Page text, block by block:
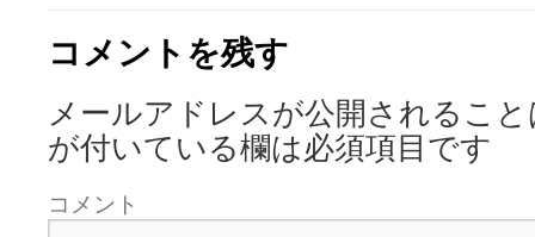
コメントを残す
メールアドレスが公開されるこ
が付いている欄は必須項目です
コメント